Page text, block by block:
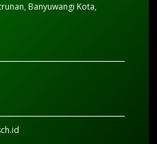
Banyuwangi Kota,